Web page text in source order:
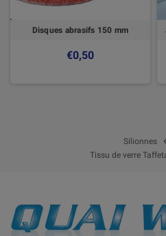
Disques abrasifs 150 mm
€0,50

Silionnes
Tissu de verre